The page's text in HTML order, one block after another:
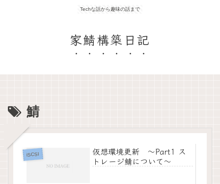
Techな話から趣味の話まで
家鯖構築日記
鯖
iSCSI
仮想環境更新 〜Part1 ス
トレージ鯖について〜